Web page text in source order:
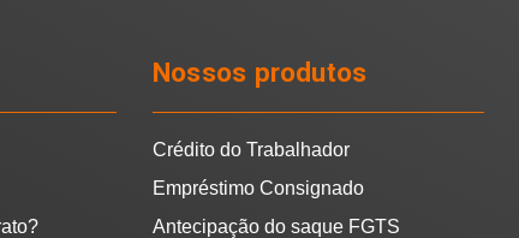
Nossos produtos
Crédito do Trabalhador
Empréstimo Consignado
Antecipação do saque FGTS